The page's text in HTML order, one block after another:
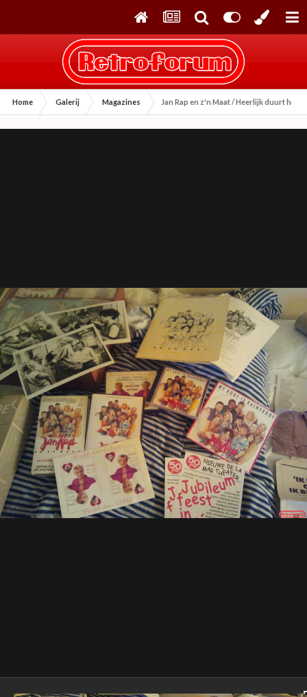
Home Galerij Magazines Jan Rap en z'n Maat / Heerlijk duurt het